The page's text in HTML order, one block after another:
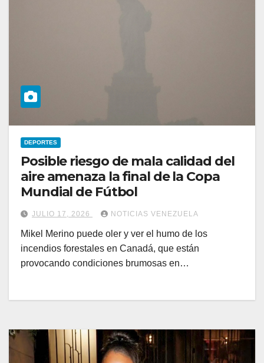
DEPORTES
Posible riesgo de mala calidad del
aire amenaza la final de la Copa
Mundial de Fútbol
JULIO 17, 2026 NOTICIAS VENEZUELA
Mikel Merino puede oler y ver el humo de los
incendios forestales en Canadá, que están
provocando condiciones brumosas en…